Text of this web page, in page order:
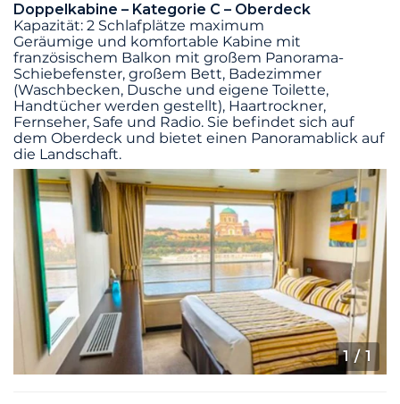
Doppelkabine – Kategorie C – Oberdeck
Kapazität: 2 Schlafplätze maximum
Geräumige und komfortable Kabine mit
französischem Balkon mit großem Panorama-
Schiebefenster, großem Bett, Badezimmer
(Waschbecken, Dusche und eigene Toilette,
Handtücher werden gestellt), Haartrockner,
Fernseher, Safe und Radio. Sie befindet sich auf
dem Oberdeck und bietet einen Panoramablick auf
die Landschaft.
1 / 1